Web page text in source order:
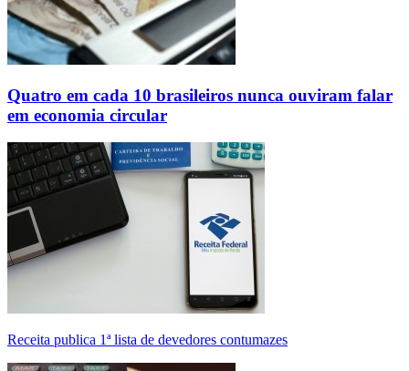
Quatro em cada 10 brasileiros nunca ouviram falar
em economia circular
Receita publica 1ª lista de devedores contumazes